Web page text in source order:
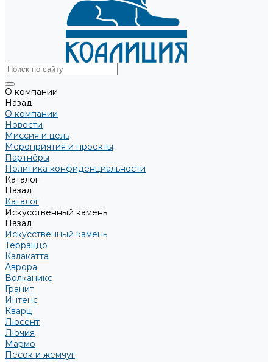
О компании
Назад
О компании
Новости
Миссия и цель
Мероприятия и проекты
Партнёры
Политика конфиденциальности
Каталог
Назад
Каталог
Искусственный камень
Назад
Искусственный камень
Терраццо
Калакатта
Аврора
Волканикс
Гранит
Интенс
Кварц
Люсент
Лючия
Мармо
Песок и жемчуг